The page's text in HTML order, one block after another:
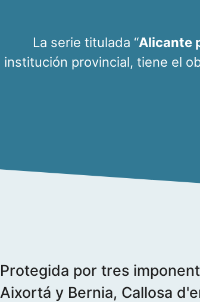
La serie titulada “Alicante
institución provincial, tiene el
Protegida por tres
Aixortá y Bernia, Callosa